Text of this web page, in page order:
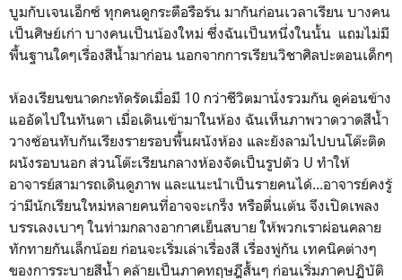
บูมกับเจนเอ็กซ์ ทุกคนดูกระตือรือร้น มากันก่อนเวลาเรียน บางคน
เป็นศิษย์เก่า บางคนเป็นน้องใหม่ ซึ่งฉันเป็นหนึ่งในนั้น แถมไม่มี
พื้นฐานใดๆเรื่องสีน้ำมาก่อน นอกจากการเรียนวิชาศิลปะตอนเด็กๆ
ห้องเรียนขนาดกะทัดรัดเมื่อมี 10 กว่าชีวิตมานั่งรวมกัน ดูค่อนข้าง
แออัดไปในทันตา เมื่อเดินเข้ามาในห้อง ฉันเห็นภาพวาดวาดสีน้ำ
วางซ้อนทับกันเรียงรายรอบพื้นผนังห้อง และยังลามไปบนโต๊ะติด
ผนังรอบนอก ส่วนโต๊ะเรียนกลางห้องจัดเป็นรูปตัว U ทำให้
อาจารย์สามารถเดินดูภาพ และแนะนำเป็นรายคนได้...อาจารย์คงรู้
ว่ามีนักเรียนใหม่หลายคนที่อาจจะเกร็ง หรือตื่นเต้น จึงเปิดเพลง
บรรเลงเบาๆ ในท่ามกลางอากาศเย็นสบาย ให้พวกเราผ่อนคลาย
ทักทายกันเล็กน้อย ก่อนจะเริ่มเล่าเรื่องสี เรื่องพู่กัน เทคนิคต่างๆ
ของการระบายสีน้ำ คล้ายเป็นภาคทฤษฎีสั้นๆ ก่อนเริ่มภาคปฏิบัติ